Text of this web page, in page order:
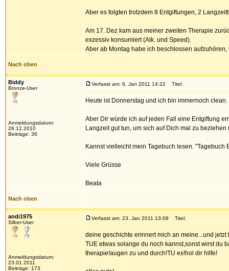
Aber es folgten trotzdem 8 Entgiftungen, 2
Am 17. Dez kam aus meiner zweiten Therapie
exzessiv konsumiert (Alk. und Speed).
Aber ab Montag habe ich beschlossen
Nach oben
Biddy
Bronze-User
Anmeldungsdatum:
28.12.2010
Beiträge: 36
Verfasst am: 6. Jan 2011 14:22 Titel:
Heute ist Donnerstag und ich bin immernoch
Aber Dir würde ich auf jeden Fall eine Entgiftung
Langzeit gut tun, um sich auf Dich mal zu
Kannst vielleicht mein Tagebuch lesen.
Viele Grüsse
Beata
Nach oben
andi1975
Silber-User
Anmeldungsdatum:
23.01.2011
Beiträge: 173
Verfasst am: 23. Jan 2011 13:08 Titel:
deine geschichte erinnert mich an meine...und
TUE etwas solange du noch kannst,sonst wirst du
therapie!augen zu und durch!TU es!hol dir hilfe!